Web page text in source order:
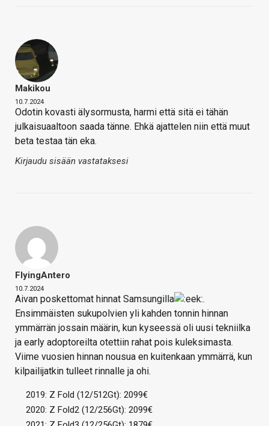
Makikou
10.7.2024
Odotin kovasti älysormusta, harmi että sitä ei tähän
julkaisuaaltoon saada tänne. Ehkä ajattelen niin että muut
beta testaa tän eka.
Kirjaudu sisään vastataksesi
FlyingAntero
10.7.2024
Aivan poskettomat hinnat Samsungilla
.
Ensimmäisten sukupolvien yli kahden tonnin hinnan
ymmärrän jossain määrin, kun kyseessä oli uusi tekniilka
ja early adoptoreilta otettiin rahat pois kuleksimasta.
Viime vuosien hinnan nousua en kuitenkaan ymmärrä, kun
kilpailijatkin tulleet rinnalle ja ohi.
2019: Z Fold (12/512Gt): 2099€
2020: Z Fold2 (12/256Gt): 2099€